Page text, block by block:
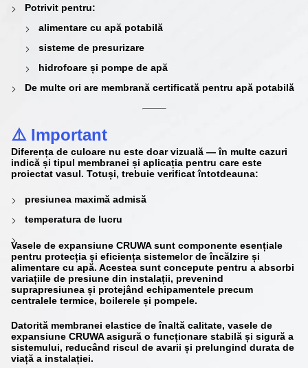
Potrivit pentru:
alimentare cu apă potabilă
sisteme de presurizare
hidrofoare și pompe de apă
De multe ori are membrană certificată pentru apă potabilă
⚠️ Important
Diferența de culoare nu este doar vizuală — în multe cazuri
indică și tipul membranei și aplicația pentru care este
proiectat vasul. Totuși, trebuie verificat întotdeauna:
presiunea maximă admisă
temperatura de lucru
Vasele de expansiune CRUWA sunt componente esențiale
pentru protecția și eficiența sistemelor de încălzire și
alimentare cu apă. Acestea sunt concepute pentru a absorbi
variațiile de presiune din instalații, prevenind
suprapresiunea și protejând echipamentele precum
centralele termice, boilerele și pompele.
Datorită membranei elastice de înaltă calitate, vasele de
expansiune CRUWA asigură o funcționare stabilă și sigură a
sistemului, reducând riscul de avarii și prelungind durata de
viață a instalației.